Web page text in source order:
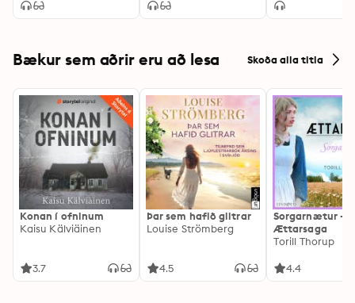
Bækur sem aðrir eru að lesa Skoða alla titla
Konan í ofninum
Kaisu Kälviäinen
3.7
Þar sem hafið glitrar
Louise Strömberg
4.5
Sorgarnætur -
Ættarsaga
Torill Thorup
4.4